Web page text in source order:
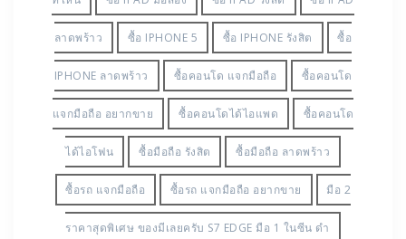
ร้านไหนดี ขาย IPAD ลาดพร้าว ขาย IPHONE 4S มือ
สอง ขาย IPHONE 5 มือสอง ขาย IPHONE 5S มือ
สอง ขาย IPHONE 6 PLUS มือสอง ขาย IPHONE 6
ที่ไหนดีขาย มือถือ ที่ไหน ขาย IPHONE 6 มือสอง
ขาย IPHONE 6 ร้านไหน ให้ราคาสูง ขาย IPHONE 6
ร้านไหนดี ขาย IPHONE 6S ได้มาฟรี ขาย IPHONE